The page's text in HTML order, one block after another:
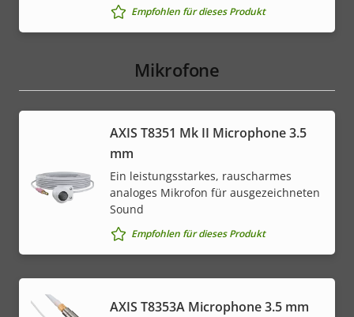
Empfohlen für dieses Produkt
Mikrofone
AXIS T8351 Mk II Microphone 3.5
mm
Ein leistungsstarkes, rauscharmes
analoges Mikrofon für ausgezeichneten
Sound
Empfohlen für dieses Produkt
AXIS T8353A Microphone 3.5 mm